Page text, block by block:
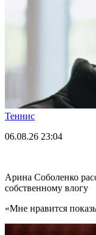
Теннис
06.08.26 23:04
Арина Соболенко
собственному влогу
«Мне нравится